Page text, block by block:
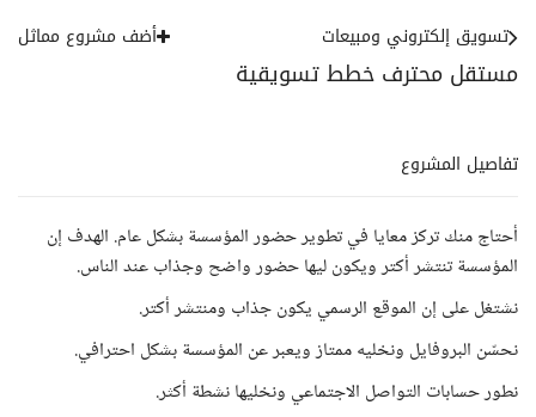
مستقل محترف خطط تسويقية
تسويق إلكتروني ومبيعات أضف مشروع مماثل
تفاصيل المشروع
أحتاج منك تركز معايا في تطوير حضور المؤسسة بشكل عام. الهدف إن
المؤسسة تنتشر أكتر ويكون ليها حضور واضح وجذاب عند الناس.
نشتغل على إن الموقع الرسمي يكون جذاب ومنتشر أكتر.
نحسّن البروفايل ونخليه ممتاز ويعبر عن المؤسسة بشكل احترافي.
نطور حسابات التواصل الاجتماعي ونخليها نشطة أكثر.